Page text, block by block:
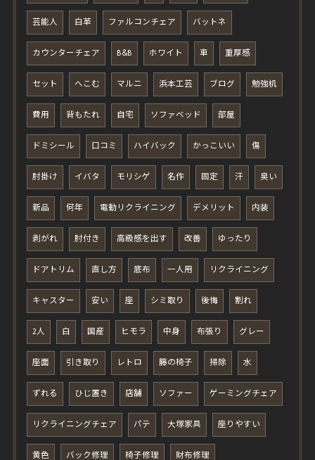
芸能人 白革 ファルコンチェア バットネ
カウンターチェア B&B ホワイト 車 重厚感
セット へこむ マルニ 浜本工芸 ブログ 勉強机
費用 背もたれ 自宅 ソファベッド 部屋
ドミシール 口コミ ハイバック かっこいい 傷
肘掛け イバタ モリシゲ 名作 固定 汗 臭い
新品 何年 電動リクライニング デメリット 内装
剥がれ 肘付き 高級感を出す 改善 ゆったり
ドアトリム 直し方 底布 一人用 リクライニング
キャスター 安い 座 シミ取り 後悔 割れ
2人 白 国産 ヒモラ 中身 布張り グレー
座面 引き取り レトロ 籐の椅子 掃除 水
ずれる ひじ置き 店舗 ソファー ゲーミングチェア
リクライニングチェア パテ 大塚家具 座りやすい
黄色 バック修理 椅子修理 財布修理